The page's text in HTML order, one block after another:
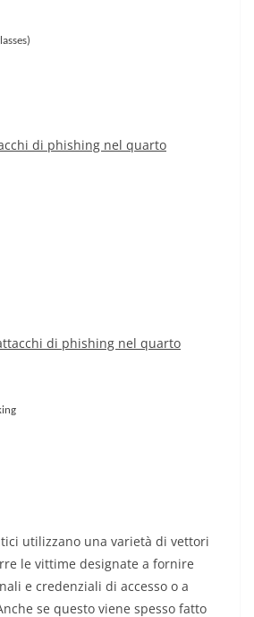
di phishing nel quarto
di phishing nel quarto
utilizzano una varietà di vettori
le vittime designate a fornire
e credenziali di accesso o a
se questo viene spesso fatto